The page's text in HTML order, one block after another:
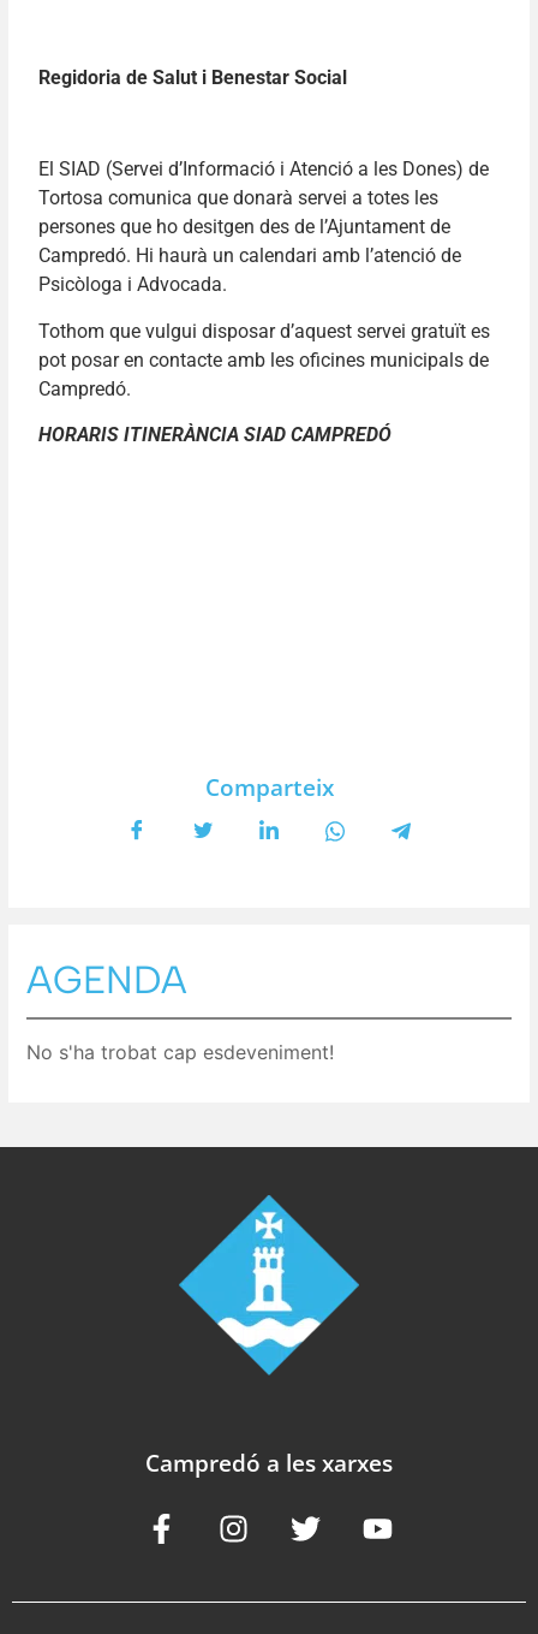
Regidoria de Salut i Benestar Social
El SIAD (Servei d’Informació i Atenció a les Dones) de
Tortosa comunica que donarà servei a totes les
persones que ho desitgen des de l’Ajuntament de
Campredó. Hi haurà un calendari amb l’atenció de
Psicòloga i Advocada.
Tothom que vulgui disposar d’aquest servei gratuït es
pot posar en contacte amb les oficines municipals de
Campredó.
HORARIS ITINERÀNCIA SIAD CAMPREDÓ
Comparteix
AGENDA
No s'ha trobat cap esdeveniment!
Campredó a les xarxes